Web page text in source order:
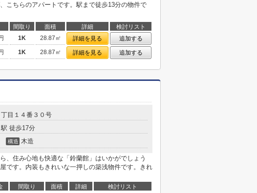
こちらのアパートです。駅まで徒歩13分の物件で
間取り 面積 詳細
検討リスト
1K 28.87㎡ 詳細を見る
追加する
1K 28.87㎡ 詳細を見る 追加する
丁目１４番３０号
駅 徒歩17分
構造 木造
、住み心地も快適な「鈴蘭館」はいかがでしょう
です。内装もきれいな一押しの築浅物件です。きれ
間取り 面積 詳細 検討リスト